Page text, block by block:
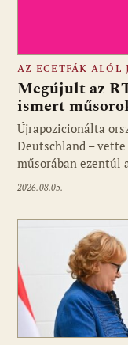
Fotó: media1.hu
AZ ECETFÁK ALÓL
Megújult az
ismert
Újrapozicionálta
Deutschland – vette
műsorában
2026.08.05.